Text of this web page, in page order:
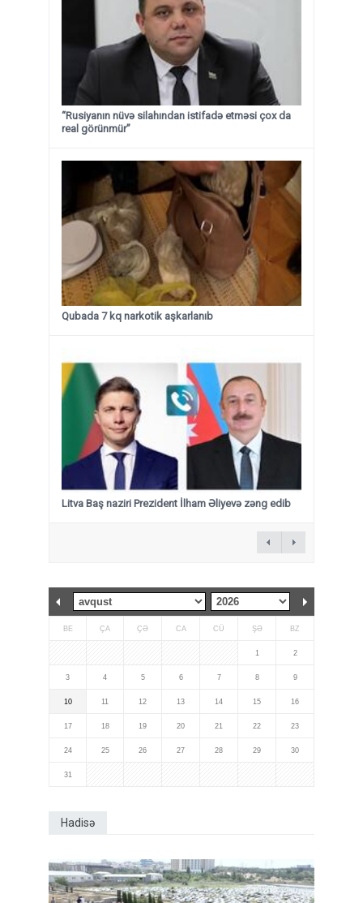
“Rusiyanın nüvə silahından istifadə etməsi çox da
real görünmür”
Qubada 7 kq narkotik aşkarlanıb
Litva Baş naziri Prezident İlham Əliyevə zəng edib
BE ÇA ÇƏ CA CÜ ŞƏ BZ
1 2
3 4 5 6 7 8 9
10 11 12 13 14 15 16
17 18 19 20 21 22 23
24 25 26 27 28 29 30
31
Hadisə